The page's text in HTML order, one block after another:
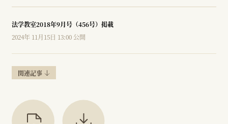
法学教室2018年9月号（456号）掲載
2024年 11月15日 13:00 公開
関連記事